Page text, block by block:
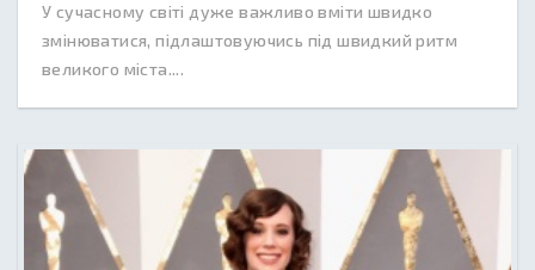
У сучасному світі дуже важливо вміти швидко
змінюватися, підлаштовуючись під швидкий ритм
великого міста....